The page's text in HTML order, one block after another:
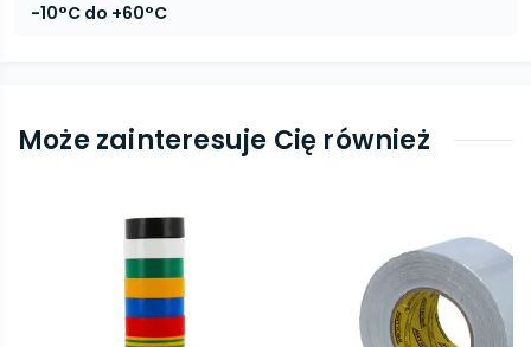
-10°C do +60°C
Może zainteresuje Cię również